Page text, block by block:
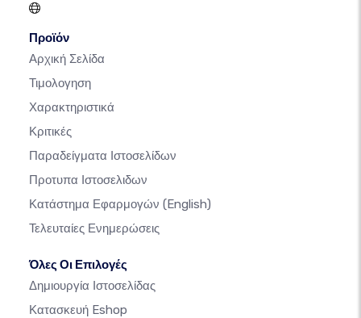
Προϊόν
Αρχική Σελίδα
Τιμολογηση
Χαρακτηριστικά
Κριτικές
Παραδείγματα Ιστοσελίδων
Προτυπα Ιστοσελιδων
Κατάστημα Εφαρμογών (English)
Τελευταίες Ενημερώσεις
Όλες Οι Επιλογές
Δημιουργία Ιστοσελίδας
Κατασκευή Eshop